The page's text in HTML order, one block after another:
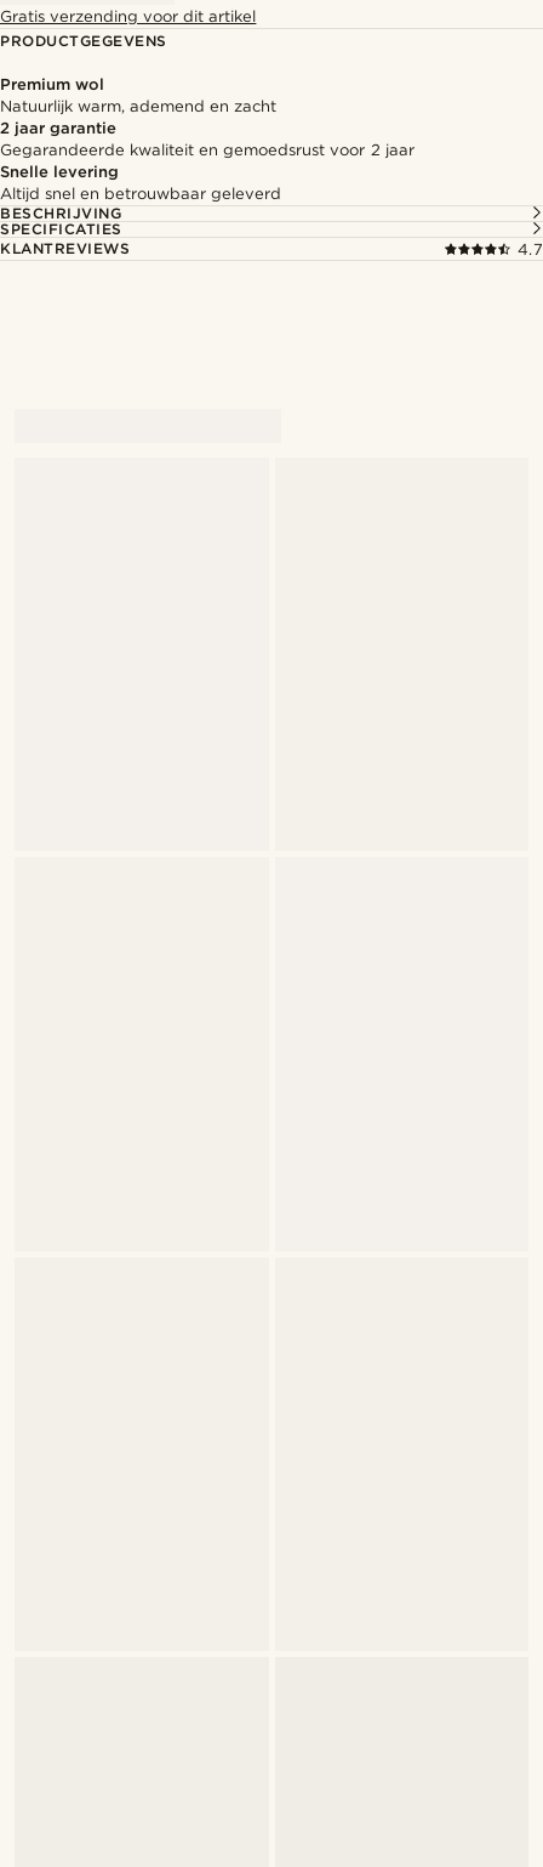
Gratis verzending voor dit artikel
PRODUCTGEGEVENS
Premium wol
Natuurlijk warm, ademend en zacht
2 jaar garantie
Gegarandeerde kwaliteit en gemoedsrust voor 2 jaar
Snelle levering
Altijd snel en betrouwbaar geleverd
BESCHRIJVING
SPECIFICATIES
KLANTREVIEWS
4.7